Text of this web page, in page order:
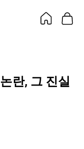
란, 그 진실